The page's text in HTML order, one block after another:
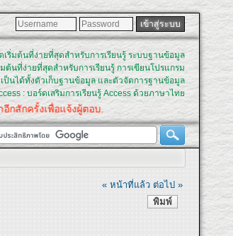
เริ่มต้นที่ง่ายที่สุดสำหรับการเรียนรู้ ระบบฐานข้อมูล
มต้นที่ง่ายที่สุดสำหรับการเรียนรู้ การเขียนโปรแกรม
เป็นได้ทั้งตัวเก็บฐานข้อมูล และตัวจัดการฐานข้อมูล
: บอร์ดเสริมการเรียนรู้ Access ด้วยภาษาไทย
เพื่อแจ้งผู้ตอบ.
« หน้าที่แล้ว ต่อไป »
พิมพ์